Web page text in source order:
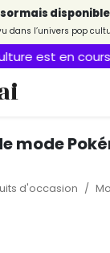
disponible
dans l’univers pop
en cours ! 🔥
mode
d'occasion